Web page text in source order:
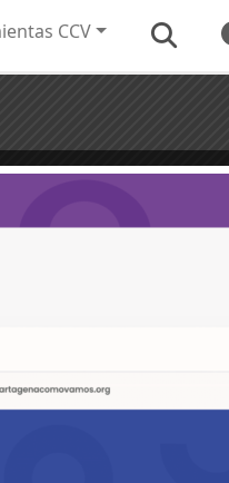
CCV
Cartagena
quedaron desempleados [...]
por el Dep [...]